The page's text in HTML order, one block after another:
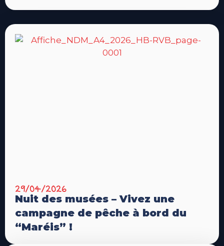
29/04/2026
Nuit des musées – Vivez une
campagne de pêche à bord du
“Maréis” !